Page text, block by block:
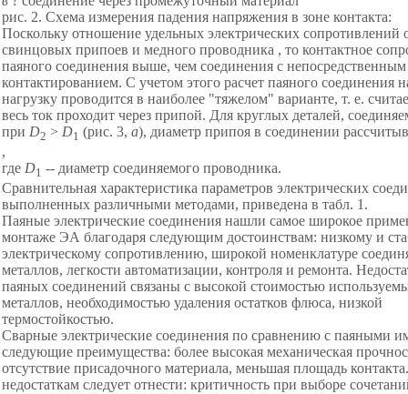
рис. 2. Схема измерения падения напряжения в зоне контакта:
Поскольку отношение удельных электрических сопротивлений
свинцовых припоев и медного проводника , то контактное
паяного соединения выше, чем соединения с непосредственным
контактированием. С учетом этого расчет паяного соединения
нагрузку проводится в наиболее "тяжелом" варианте, т. е.
весь ток проходит через припой. Для круглых деталей,
при D2 > D1 (рис. 3, а), диаметр припоя в соединении
,
где D1 -- диаметр соединяемого проводника.
Сравнительная характеристика параметров электрических
выполненных различными методами, приведена в табл. 1.
Паяные электрические соединения нашли самое широкое
монтаже ЭА благодаря следующим достоинствам: низкому и
электрическому сопротивлению, широкой номенклатуре
металлов, легкости автоматизации, контроля и ремонта.
паяных соединений связаны с высокой стоимостью
металлов, необходимостью удаления остатков флюса, низкой
термостойкостью.
Сварные электрические соединения по сравнению с паяными
следующие преимущества: более высокая механическая
отсутствие присадочного материала, меньшая площадь
недостаткам следует отнести: критичность при выборе